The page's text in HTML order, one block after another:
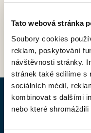
Tato webová stránka
Soubory cookies
reklam, poskytování
návštěvnosti stránky.
stránek také sdílíme s
sociálních médií,
kombinovat s dalšími
nebo které